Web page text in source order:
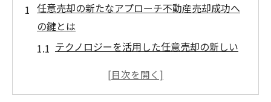
任意売却の新たなアプローチ不動産売却成功へ
の鍵とは
テクノロジーを活用した任意売却の新しい
任意売却で不動産売却を円滑に進めるため